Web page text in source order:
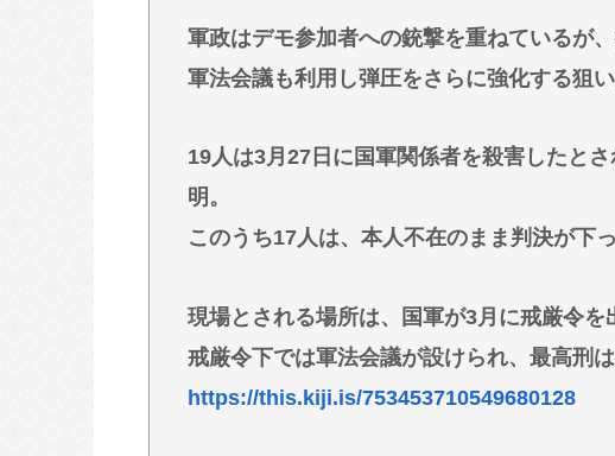
Powered by livedoor 相互RSS
軍政はデモ参加者への銃撃を重ねているが
軍法会議も利用し弾圧をさらに強化する狙い
19人は3月27日に国軍関係者を殺害したと
明。
このうち17人は、本人不在のまま判決が下っ
現場とされる場所は、国軍が3月に戒厳令を
戒厳令下では軍法会議が設けられ、最高刑は
https://this.kiji.is/753453710549680128